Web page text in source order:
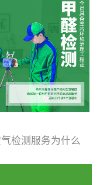
会有甲醛，其实汽
醛超标问题更为严
的空间范围小，
具、装饰多，这
汽...
检测服务为什么